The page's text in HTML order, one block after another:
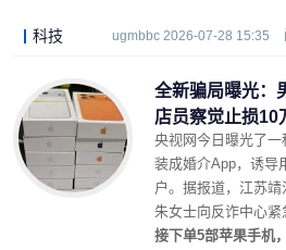
科技 ugmbbc 2026-07-28 15:35
全新骗局曝光：
店员察觉止损10
央视网今日曝光了
装成婚介App，诱导
户。据报道，江苏
朱女士向反诈中心紧
接下单5部苹果手机